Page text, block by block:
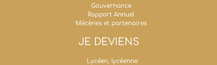
Gouvernance
Rapport Annuel
Mécènes et partenaires
JE DEVIENS
Lycéen, lycéenne